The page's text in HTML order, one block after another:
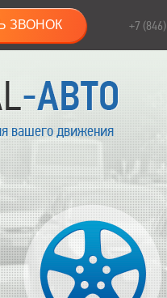
ЗВОНОК +7 (846)
вашего движения